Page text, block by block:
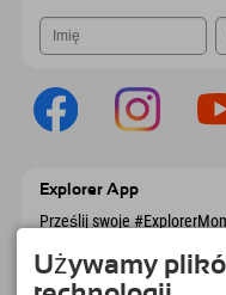
Explorer App
Prześlij swoje
marzeń, przeglądem
innymi. Pobierz teraz!
Używamy